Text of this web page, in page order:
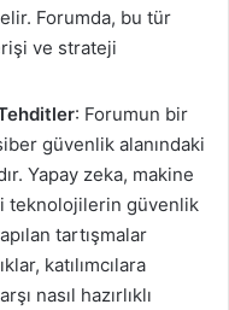
Forumda, bu tür
ve strateji
: Forumun bir
güvenlik alanındaki
Yapay zeka, makine
teknolojilerin güvenlik
tartışmalar
katılımcılara
nasıl hazırlıklı